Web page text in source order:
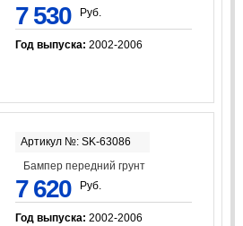
7 530 Руб.
Год выпуска: 2002-2006
Артикул №: SK-63086
Бампер передний грунт
7 620 Руб.
Год выпуска: 2002-2006